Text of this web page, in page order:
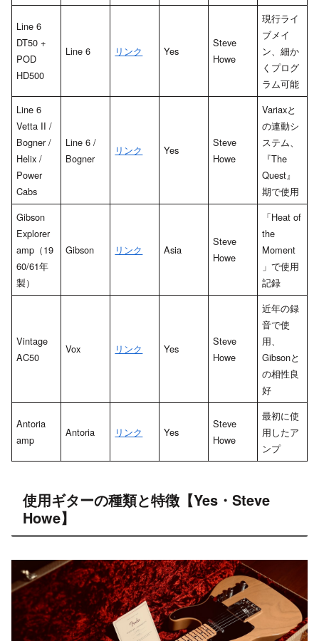
Line 6
DT50 +
POD
HD500
Line 6 リンク Yes
Steve
Howe
現行ライ
ブメイ
ン、細か
くプログ
ラム可能
Line 6
Vetta II /
Bogner /
Helix /
Power
Cabs
Line 6 /
Bogner
リンク Yes
Steve
Howe
Variaxと
の連動シ
ステム、
『The
Quest』
期で使用
Gibson
Explorer
amp（19
60/61年
製）
Gibson リンク Asia
Steve
Howe
「Heat of
the
Moment
」で使用
記録
Vintage
AC50
Vox リンク Yes
Steve
Howe
近年の録
音で使
用、
Gibsonと
の相性良
好
Antoria
amp
Antoria リンク Yes
Steve
Howe
最初に使
用したア
ンプ
使用ギターの種類と特徴【Yes・Steve
Howe】